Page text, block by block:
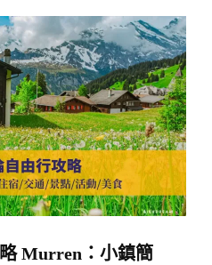
Murren：小鎮簡